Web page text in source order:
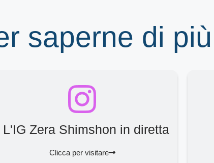
saperne di più
L'IG Zera Shimshon in diretta
Clicca per visitare